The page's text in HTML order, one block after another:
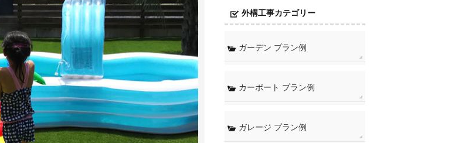
外構工事カテゴリー
ガーデン プラン例
カーポート プラン例
ガレージ プラン例